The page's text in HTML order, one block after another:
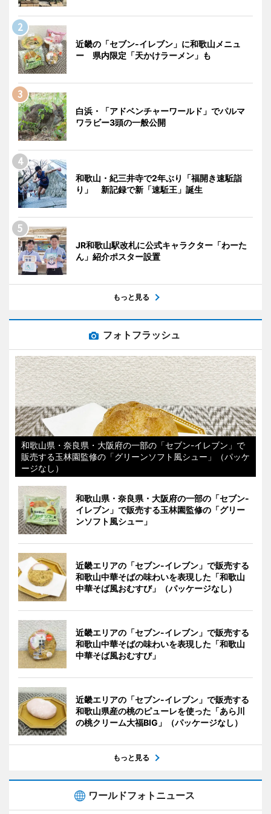
近畿の「セブン-イレブン」に和歌山メニュ
ー 県内限定「天かけラーメン」も
白浜・「アドベンチャーワールド」でパルマ
ワラビー3頭の一般公開
和歌山・紀三井寺で2年ぶり「福開き速駈詣
り」 新記録で新「速駈王」誕生
JR和歌山駅改札に公式キャラクター「わーた
ん」紹介ポスター設置
もっと見る
フォトフラッシュ
和歌山県・奈良県・大阪府の一部の「セブン-イレブン」で
販売する玉林園監修の「グリーンソフト風シュー」（パッケ
ージなし）
和歌山県・奈良県・大阪府の一部の「セブン-
イレブン」で販売する玉林園監修の「グリー
ンソフト風シュー」
近畿エリアの「セブン-イレブン」で販売する
和歌山中華そばの味わいを表現した「和歌山
中華そば風おむすび」（パッケージなし）
近畿エリアの「セブン-イレブン」で販売する
和歌山中華そばの味わいを表現した「和歌山
中華そば風おむすび」
近畿エリアの「セブン-イレブン」で販売する
和歌山県産の桃のピューレを使った「あら川
の桃クリーム大福BIG」（パッケージなし）
もっと見る
ワールドフォトニュース